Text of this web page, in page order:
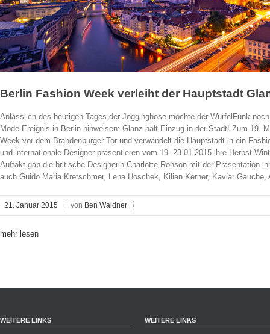
Berlin Fashion Week verleiht der Hauptstadt
Anlässlich des heutigen Tages der Jogginghose möchte der WürfelFunk
Mode-Ereignis in Berlin hinweisen: Glanz hält Einzug in der Stadt! Zum 19.
Week vor dem Brandenburger Tor und verwandelt die Hauptstadt in ein
und internationale Designer präsentieren vom 19.-23.01.2015 ihre Herbst-
Auftakt gab die britische Designerin Charlotte Ronson mit der Präsentation
auch Guido Maria Kretschmer, Lena Hoschek, Kilian Kerner, Kaviar Gauche,
21. Januar 2015 von Ben Waldner
mehr lesen
WEITERE LINKS WEITERE LINKS